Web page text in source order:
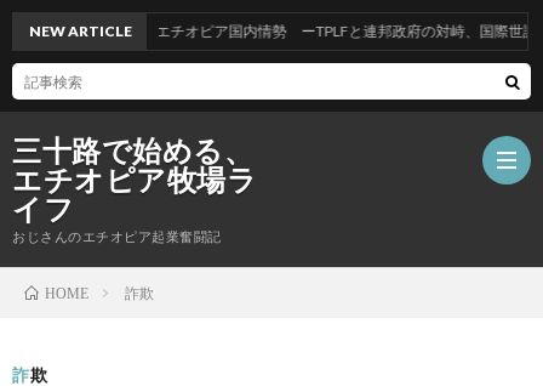
三十路で始める、
エチオピア牧場ラ
イフ
おじさんのエチオピア起業奮闘記
NEW ARTICLE エチオピア国内情勢 ーTPLFと連邦政府の対峙、国際世論に
HOME 詐欺
詐欺